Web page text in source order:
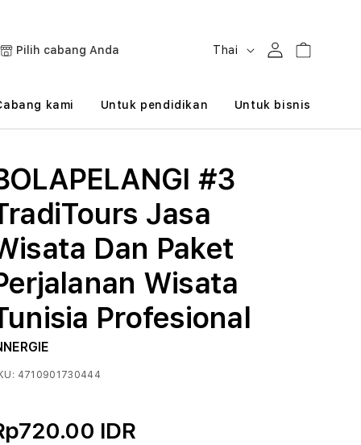
Pilih cabang Anda
B
h
a
Thai MasukKeranjang
kami Untuk pendidikan Untuk bisnis
#3
Jasa
Dan Paket
Wisata
Profesional
4710901730444
IDR